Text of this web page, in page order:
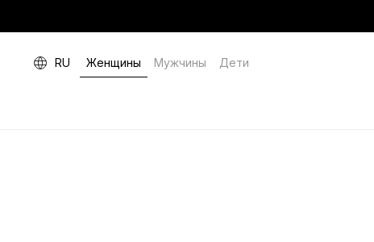
RU Женщины Мужчины Дети